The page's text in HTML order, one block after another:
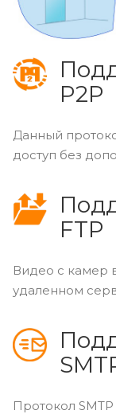
P2P
Данный
доступ без
FTP
Видео с камер
удаленном
Протокол